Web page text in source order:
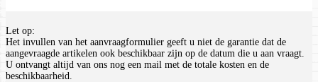
Let op:
Het invullen van het aanvraagformulier geeft u niet de garantie dat de
aangevraagde artikelen ook beschikbaar zijn op de datum die u aan vraagt.
U ontvangt altijd van ons nog een mail met de totale kosten en de
beschikbaarheid.